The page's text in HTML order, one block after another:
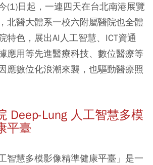
(1)日起，一連四天在台北南港展覽
北醫大體系一校六附屬醫院也全體
特色，展出AI人工智慧、ICT資通
應用等先進醫療科技、數位醫療等
應數位化浪潮來襲，也驅動醫療照
Deep-Lung 人工智慧多模
平臺
智慧多模影像精準健康平臺」是一